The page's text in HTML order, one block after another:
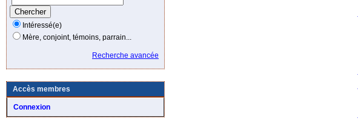
Intéressé(e)
Mère, conjoint, témoins, parrain...
Recherche avancée
Accès membres
Connexion